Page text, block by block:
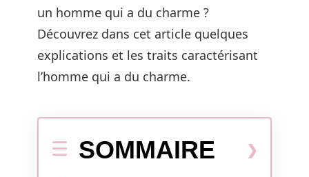
un homme qui a du charme ?
Découvrez dans cet article quelques
explications et les traits caractérisant
l’homme qui a du charme.
SOMMAIRE